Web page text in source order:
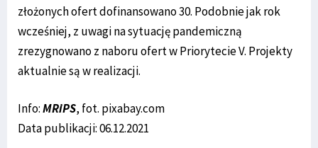
złożonych ofert dofinansowano 30. Podobnie jak rok
wcześniej, z uwagi na sytuację pandemiczną
zrezygnowano z naboru ofert w Priorytecie V. Projekty
aktualnie są w realizacji.
Info:MRiPS, fot. pixabay.com
Data publikacji: 06.12.2021